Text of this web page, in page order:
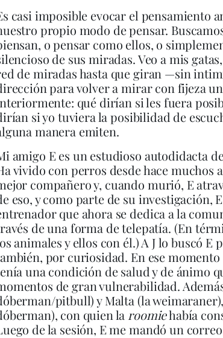
casi imposible evocar el pensamiento
propio modo de pensar.
o pensar como ellos, o
de sus miradas. Veo a mis
de miradas hasta que giran —sin
para volver a mirar con fijeza
qué dirían si les fuera
si yo tuviera la posibilidad de
manera emiten.
amigo E es un estudioso autodidacta
vivido con perros desde hace muchos
compañero y, cuando murió, E
eso, y como parte de su investigación,
que ahora se dedica a la
de una forma de telepatía. (En
animales y ellos con él.) A J lo buscó E
por curiosidad. En ese momento
una condición de salud y de ánimo
de gran vulnerabilidad.
pitbull) y Malta (la
con quien la roomiehabía
de la sesión, E me mandó un